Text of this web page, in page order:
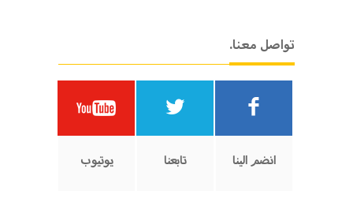
.تواصل معنا
يوتيوب تابعنا انضم الينا